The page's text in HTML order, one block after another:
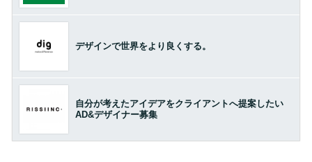
デザインで世界をより良くする。
自分が考えたアイデアをクライアントへ提案したい
AD&デザイナー募集